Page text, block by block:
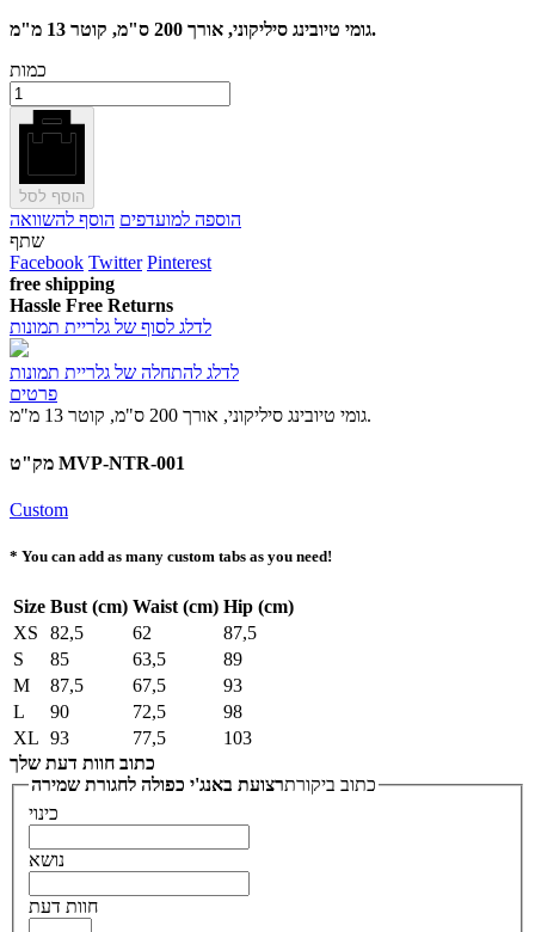
גומי טיובינג סיליקוני, אורך 200 ס"מ, קוטר 13 מ"מ.
כמות
הוסף לסל
הוספה למועדפים הוסף להשוואה
שתף
Facebook Twitter Pinterest
free shipping
Hassle Free Returns
לדלג לסוף של גלריית תמונות
לדלג להתחלה של גלריית תמונות
פרטים
גומי טיובינג סיליקוני, אורך 200 ס"מ, קוטר 13 מ"מ.
מק"ט MVP-NTR-001
Custom
* You can add as many custom tabs as you need!
Size Bust (cm) Waist (cm) Hip (cm)
XS
82,5 62
87,5
S
85 63,5
89
M
87,5 67,5
93
L
90 72,5
98
XL 93 77,5
103
כתוב חוות דעת שלך
כתוב ביקורתרצועת באנג'י כפולה לחגורת שמירה
כינוי
נושא
חוות דעת